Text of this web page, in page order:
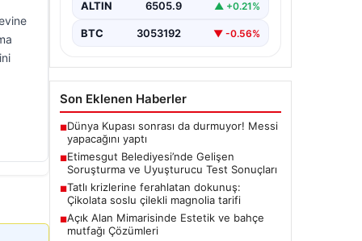
seriyor. Soruşturma kapsamında,…
ALTIN 6505.9 ▲ +0.21%
BTC 3053192 ▼ -0.56%
Son Eklenen Haberler
■Dünya Kupası sonrası da durmuyor! Messi
yapacağını yaptı
■Etimesgut Belediyesi’nde Gelişen
Soruşturma ve Uyuşturucu Test Sonuçları
■Tatlı krizlerine ferahlatan dokunuş:
Çikolata soslu çilekli magnolia tarifi
■Açık Alan Mimarisinde Estetik ve bahçe
mutfağı Çözümleri